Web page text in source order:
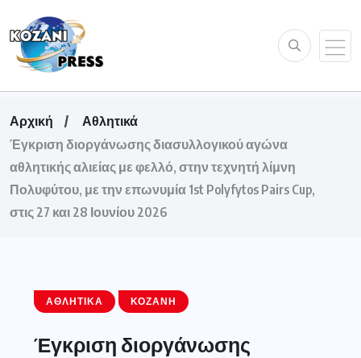
Αρχική
Αθλητικά
Έγκριση διοργάνωσης διασυλλογικού αγώνα
αθλητικής αλιείας με φελλό, στην τεχνητή λίμνη
Πολυφύτου, με την επωνυμία 1st Polyfytos Pairs Cup,
στις 27 και 28 Ιουνίου 2026
ΑΘΛΗΤΙΚΆ ΚΟΖΆΝΗ
Έγκριση διοργάνωσης